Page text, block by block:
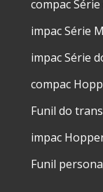
compac Série
impac Série M
impac Série
compac
Funil do
impac
Funil